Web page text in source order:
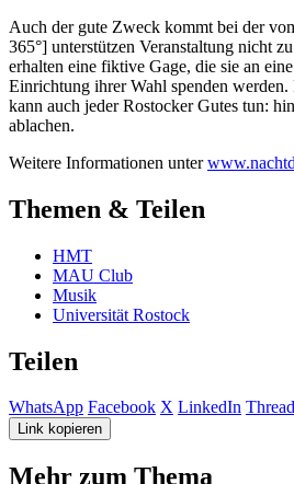
Auch der gute Zweck kommt bei der
365°] unterstützen Veranstaltung nicht
erhalten eine fiktive Gage, die sie an
Einrichtung ihrer Wahl spenden
kann auch jeder Rostocker Gutes tun:
ablachen.
Weitere Informationen unter
Themen & Teilen
HMT
MAU Club
Musik
Universität Rostock
Teilen
WhatsApp Facebook X LinkedIn
Link kopieren
Mehr zum Thema